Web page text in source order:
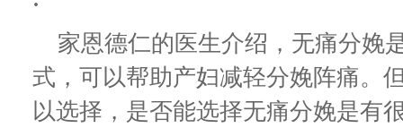
家恩德仁的医生介绍，无痛分娩
式，可以帮助产妇减轻分娩阵痛。
以选择，是否能选择无痛分娩是有